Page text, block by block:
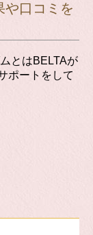
や口コミを
とはBELTAが
ポートをして